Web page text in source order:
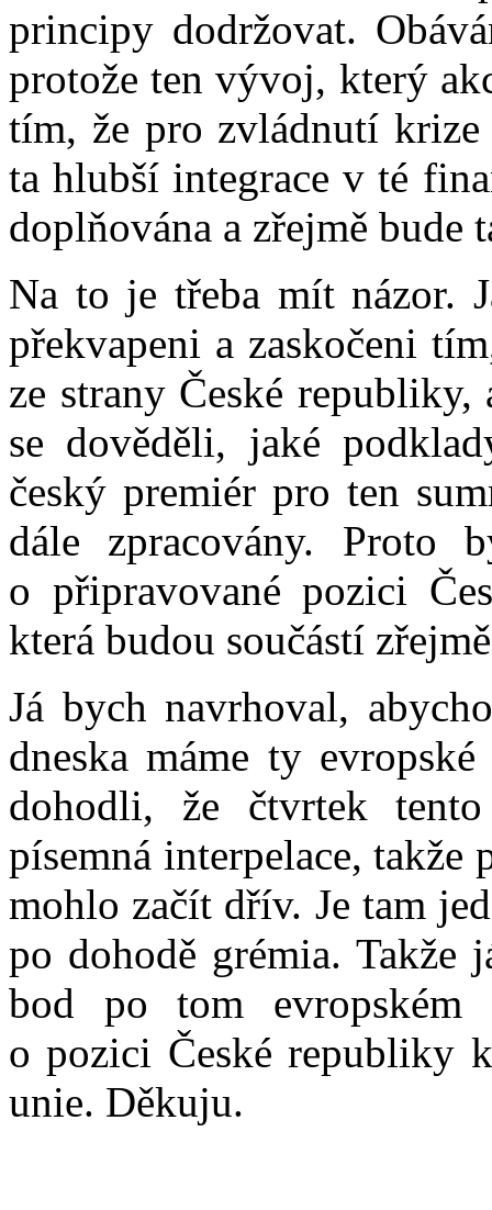
principy dodržovat.
protože ten vývoj, který
tím, že pro zvládnutí
ta hlubší integrace v té
doplňována a zřejmě
Na to je třeba mít názor.
překvapeni a zaskočeni
ze strany České
se dověděli, jaké
český premiér pro ten
dále zpracovány. Proto
o připravované pozici
která budou součástí
Já bych navrhoval,
dneska máme ty
dohodli, že čtvrtek
písemná interpelace,
mohlo začít dřív. Je tam
po dohodě grémia. Takže
bod po tom evropském
o pozici České republiky
unie. Děkuju.